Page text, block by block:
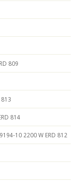
809
813
814
10 2200 W ERD 812